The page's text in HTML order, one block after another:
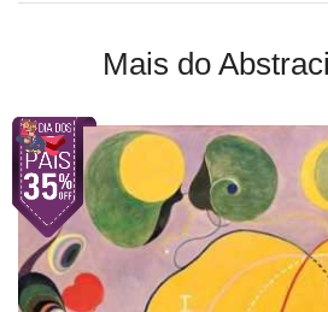
Mais do